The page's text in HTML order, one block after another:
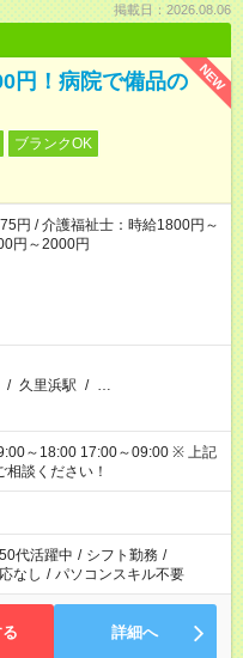
掲載日：2026.08.06
NEW
円！病院で備品の
ブランクOK
円 / 介護福祉士：時給1800円～
円～2000円
/ 久里浜駅 / …
18:00 17:00～09:00 ※ 上記
談ください！
代活躍中 / シフト勤務 /
なし / パソコンスキル不要
詳細へ